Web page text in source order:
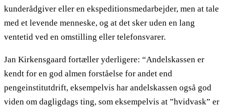
kunderådgiver eller en ekspeditionsmedarbejder, men at tale
med et levende menneske, og at det sker uden en lang
ventetid ved en omstilling eller telefonsvarer.
Jan Kirkensgaard fortæller yderligere: “Andelskassen er
kendt for en god almen forståelse for andet end
pengeinstitutdrift, eksempelvis har andelskassen også god
viden om dagligdags ting, som eksempelvis at ”hvidvask” er